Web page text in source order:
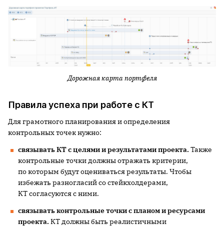
Дорожная карта портфеля
Правила успеха при работе с КТ
Для грамотного планирования и определения
контрольных точек нужно:
связывать КТ с целями и результатами проекта. Также
контрольные точки должны отражать критерии,
по которым будут оцениваться результаты. Чтобы
избежать разногласий со стейкхолдерами,
КТ согласуются с ними.
связывать контрольные точки с планом и ресурсами
проекта. КТ должны быть реалистичными